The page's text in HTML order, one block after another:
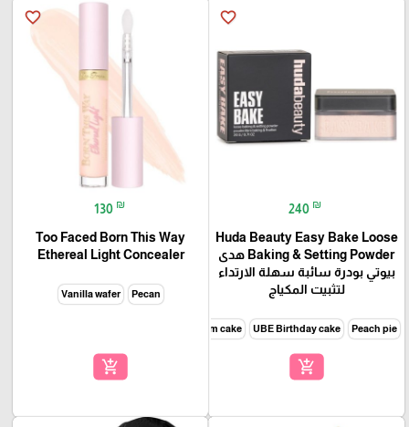
favorite_border
240 ₪
Huda Beauty Easy Bake Loose
Baking & Setting Powder هدى
بيوتي بودرة سائبة سهلة الارتداء
لتثبيت المكياج
Peach pie
UBE Birthday cake
Cherry blossom cake
add_shopping_cart
favorite_border
130 ₪
Too Faced Born This Way
Ethereal Light Concealer
Pecan
Vanilla wafer
add_shopping_cart